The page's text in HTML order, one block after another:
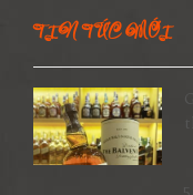
TIN TỨC MỚI